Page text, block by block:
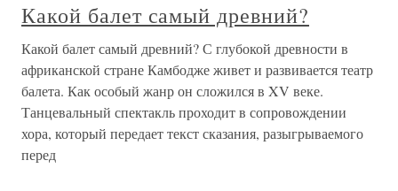
Какой балет самый древний?
Какой балет самый древний? С глубокой древности в
африканской стране Камбодже живет и развивается театр
балета. Как особый жанр он сложился в XV веке.
Танцевальный спектакль проходит в сопровождении
хора, который передает текст сказания, разыгрываемого
перед